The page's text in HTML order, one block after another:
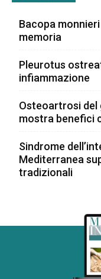
Bacopa
memoria
Pleurotus
infiammazione
Osteoartrosi del
mostra benefici
Sindrome
Mediterranea
tradizionali